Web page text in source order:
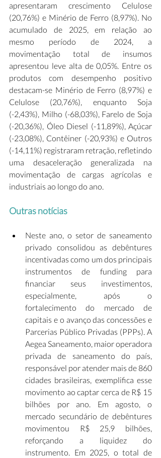
apresentaram crescimento Celulose
(20,76%) e Minério de Ferro (8,97%). No
acumulado de 2025, em relação ao
mesmo período de 2024, a
movimentação total de insumos
apresentou leve alta de 0,05%. Entre os
produtos com desempenho positivo
destacam-se Minério de Ferro (8,97%) e
Celulose (20,76%), enquanto Soja
(-2,43%), Milho (-68,03%), Farelo de Soja
(-20,36%), Óleo Diesel (-11,89%), Açúcar
(-23,08%), Contêiner (-20,93%) e Outros
(-14,11%) registraram retração, refletindo
uma desaceleração generalizada na
movimentação de cargas agrícolas e
industriais ao longo do ano.
Outras notícias
Neste ano, o setor de saneamento
privado consolidou as debêntures
incentivadas como um dos principais
instrumentos de funding para
financiar seus investimentos,
especialmente, após o
fortalecimento do mercado de
capitais e o avanço das concessões e
Parcerias Público Privadas (PPPs). A
Aegea Saneamento, maior operadora
privada de saneamento do país,
responsável por atender mais de 860
cidades brasileiras, exemplifica esse
movimento ao captar cerca de R$ 15
bilhões por ano. Em agosto, o
mercado secundário de debêntures
movimentou R$ 25,9 bilhões,
reforçando a liquidez do
instrumento. Em 2025, o total de